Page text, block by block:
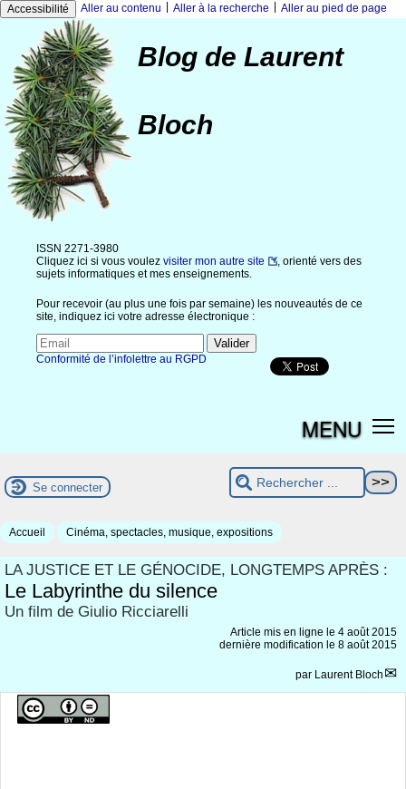
Accessibilité Aller au contenu Aller à la recherche Aller au pied de page
Blog de Laurent
Bloch
ISSN 2271-3980
Cliquez ici si vous voulez visiter mon autre site
, orienté vers des
sujets informatiques et mes enseignements.
Pour recevoir (au plus une fois par semaine) les nouveautés de ce
site, indiquez ici votre adresse électronique :
Conformité de l’infolettre au RGPD
MENU
Se connecter
Accueil Cinéma, spectacles, musique, expositions
LA JUSTICE ET LE GÉNOCIDE, LONGTEMPS APRÈS :
Le Labyrinthe du silence
Un film de Giulio Ricciarelli
Article mis en ligne le 4 août 2015
dernière modification le 8 août 2015
par Laurent Bloch